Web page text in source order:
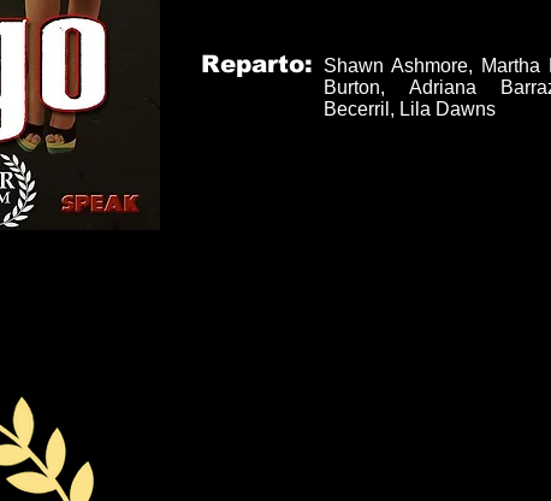
Reparto:
Shawn Ashmore, Martha
Burton, Adriana
Becerril, Lila Dawns